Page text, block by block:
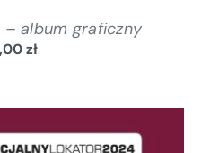
album graficzny
zł